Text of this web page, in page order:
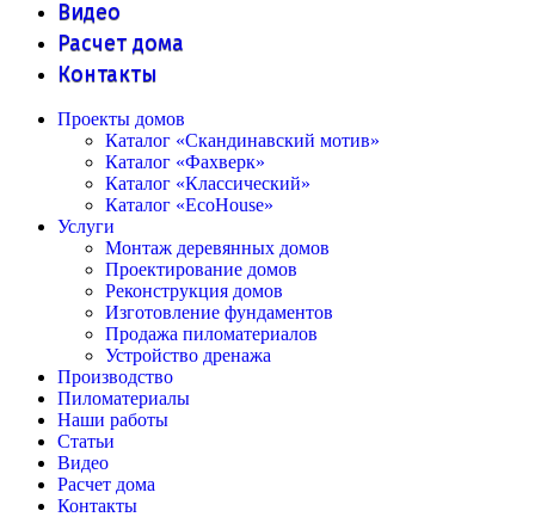
Видео
Расчет дома
Контакты
Проекты домов
Каталог «Скандинавский мотив»
Каталог «Фахверк»
Каталог «Классический»
Каталог «EcoHouse»
Услуги
Монтаж деревянных домов
Проектирование домов
Реконструкция домов
Изготовление фундаментов
Продажа пиломатериалов
Устройство дренажа
Производство
Пиломатериалы
Наши работы
Статьи
Видео
Расчет дома
Контакты